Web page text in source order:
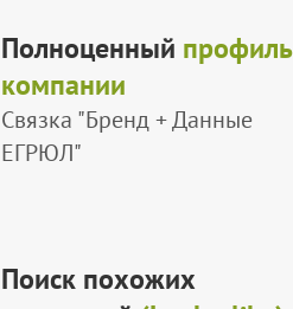
Полноценный профиль
компании
Связка "Бренд + Данные
ЕГРЮЛ"
Поиск похожих